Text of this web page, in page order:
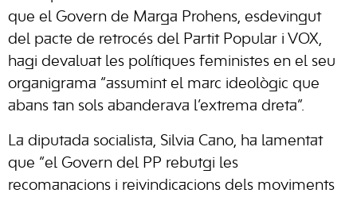
que el Govern de Marga Prohens, esdevingut
del pacte de retrocés del Partit Popular i VOX,
hagi devaluat les polítiques feministes en el seu
organigrama “assumint el marc ideològic que
abans tan sols abanderava l’extrema dreta”.
La diputada socialista, Silvia Cano, ha lamentat
que “el Govern del PP rebutgi les
recomanacions i reivindicacions dels moviments